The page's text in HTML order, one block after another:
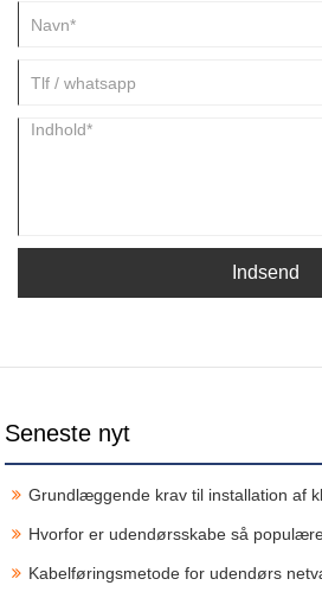
Indsend
Seneste nyt
Grundlæggende krav til installation af
Hvorfor er udendørsskabe så
Kabelføringsmetode for udendørs